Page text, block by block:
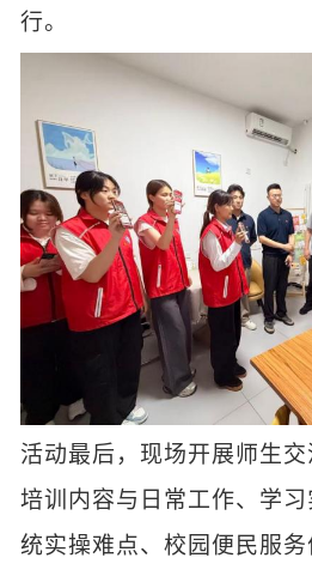
行。
活动最后，现场开展师生
培训内容与日常工作、学
统实操难点、校园便民服